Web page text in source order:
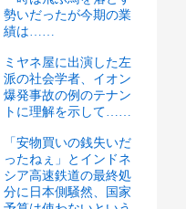
勢いだったが今期の業
績は……
ミヤネ屋に出演した左
派の社会学者、イオン
爆発事故の例のテナン
トに理解を示して……
「安物買いの銭失いだ
ったねぇ」とインドネ
シア高速鉄道の最終処
分に日本側騒然、国家